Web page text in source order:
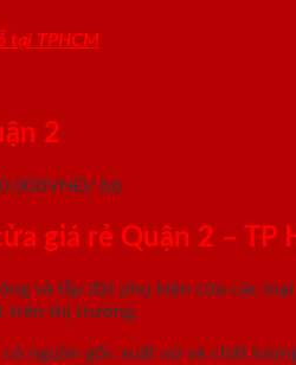
tại TPHCM
2
bộ
giá rẻ Quận 2 – TP
và lắp đặt phụ kiện cửa các
trên thị trường.
nguồn gốc xuất xứ và chất